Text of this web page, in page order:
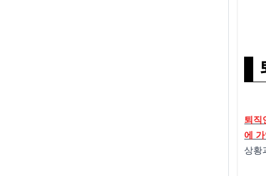
퇴직
에
상황